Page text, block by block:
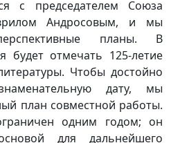
с председателем Союза
Андросовым, и мы
планы. В
будет отмечать 125-летие
Чтобы достойно
дату, мы
план совместной работы.
одним годом; он
для дальнейшего